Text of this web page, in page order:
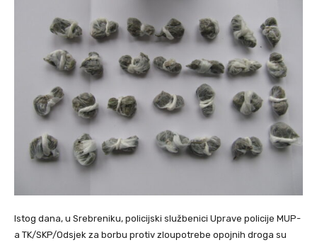
Istog dana, u Srebreniku, policijski službenici Uprave policije MUP-
a TK/SKP/Odsjek za borbu protiv zloupotrebe opojnih droga su